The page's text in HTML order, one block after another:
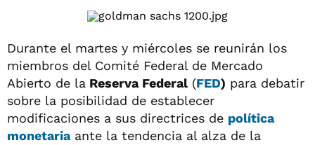
Durante el martes y miércoles se reunirán los
miembros del Comité Federal de Mercado
Abierto de la Reserva Federal (FED) para debatir
sobre la posibilidad de establecer
modificaciones a sus directrices de política
monetariaante la tendencia al alza de la